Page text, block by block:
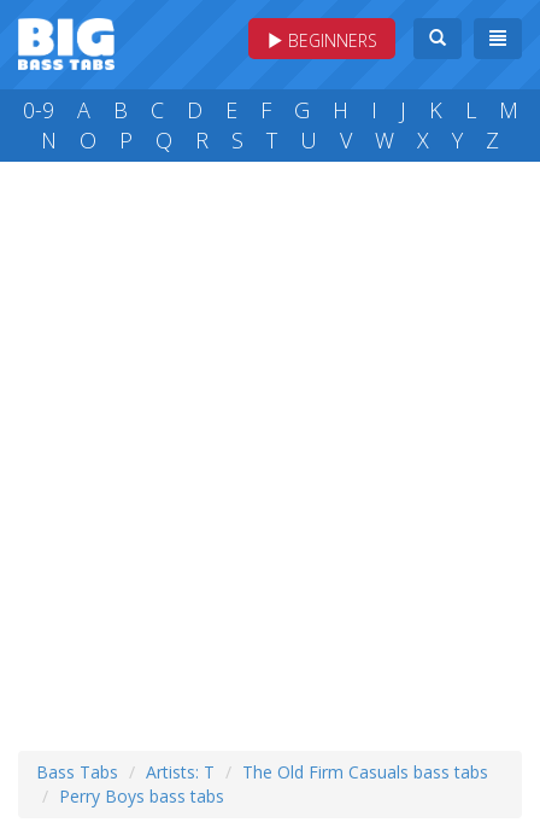
BEGINNERS
0-9 A B C D E F G H I J K L
M
N
O P Q R S T U V W X Y Z
Bass Tabs Artists: T
The Old Firm Casuals bass tabs
Perry Boys bass tabs